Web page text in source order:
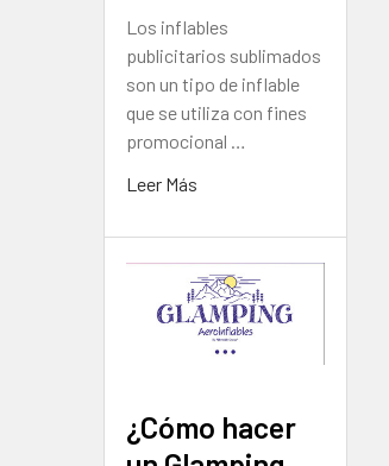
Los inflables
publicitarios sublimados
son un tipo de inflable
que se utiliza con fines
promocional …
Leer Más
¿Cómo hacer